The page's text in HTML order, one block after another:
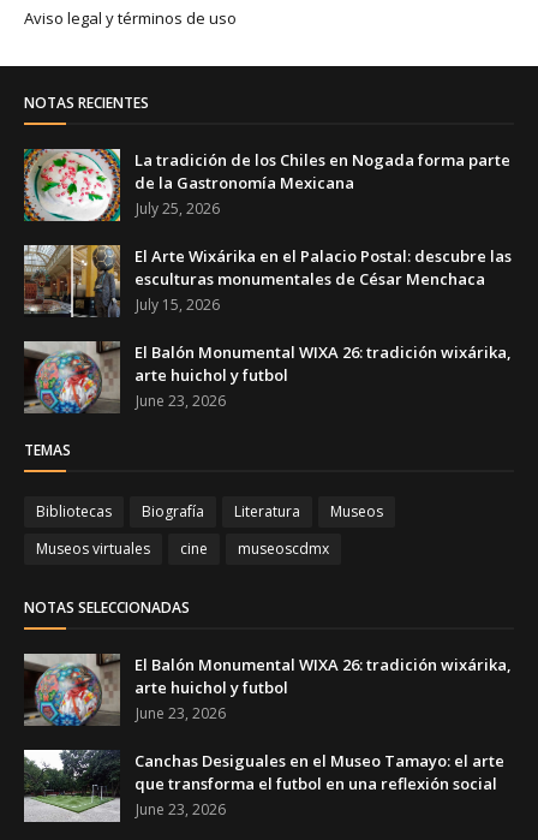
Aviso legal y términos de uso
NOTAS RECIENTES
La tradición de los Chiles en Nogada forma parte
de la Gastronomía Mexicana
July 25, 2026
El Arte Wixárika en el Palacio Postal: descubre las
esculturas monumentales de César Menchaca
July 15, 2026
El Balón Monumental WIXA 26: tradición wixárika,
arte huichol y futbol
June 23, 2026
TEMAS
Bibliotecas Biografía Literatura
Museos
Museos virtuales
cine museoscdmx
NOTAS SELECCIONADAS
El Balón Monumental WIXA 26: tradición wixárika,
arte huichol y futbol
June 23, 2026
Canchas Desiguales en el Museo Tamayo: el arte
que transforma el futbol en una reflexión social
June 23, 2026